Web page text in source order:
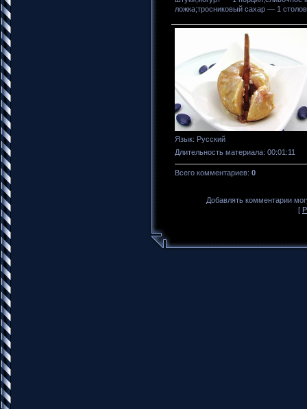
ложка;тросниковый сахар — 1
Язык: Русский
Длительность материала: 00:01:11
Всего комментариев: 0
Добавлять комментарии
[